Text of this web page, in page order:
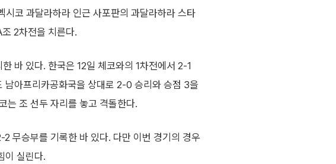
시코 과달라하라 인근 사포판의 과달라하라 스타
2차전을 치른다.
바 있다. 한국은 12일 체코와의 1차전에서 2-1
남아프리카공화국을 상대로 2-0 승리와 승점 3을
는 조 선두 자리를 놓고 격돌한다.
무승부를 기록한 바 있다. 다만 이번 경기의 경우
이 실린다.